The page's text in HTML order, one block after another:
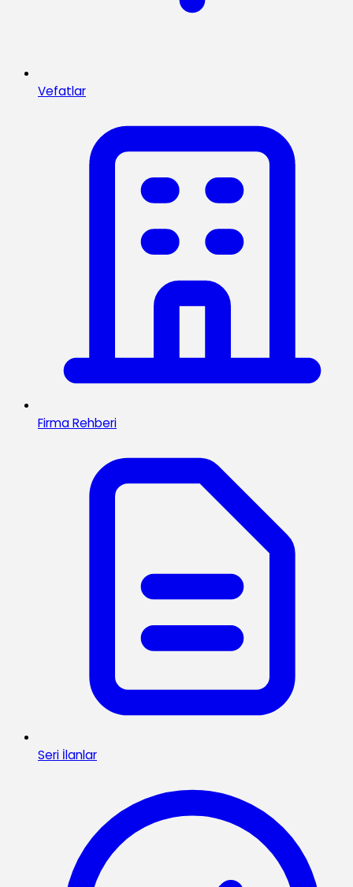
Vefatlar
Firma Rehberi
Seri İlanlar